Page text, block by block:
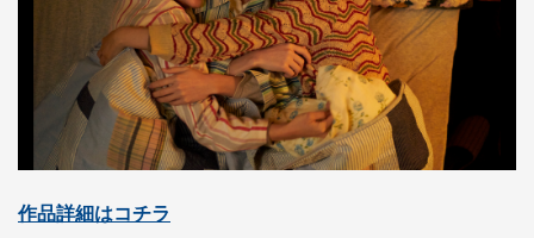
作品詳細はコチラ